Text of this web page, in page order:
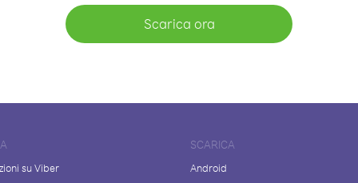
Scarica ora
su Viber
SCARICA
Android